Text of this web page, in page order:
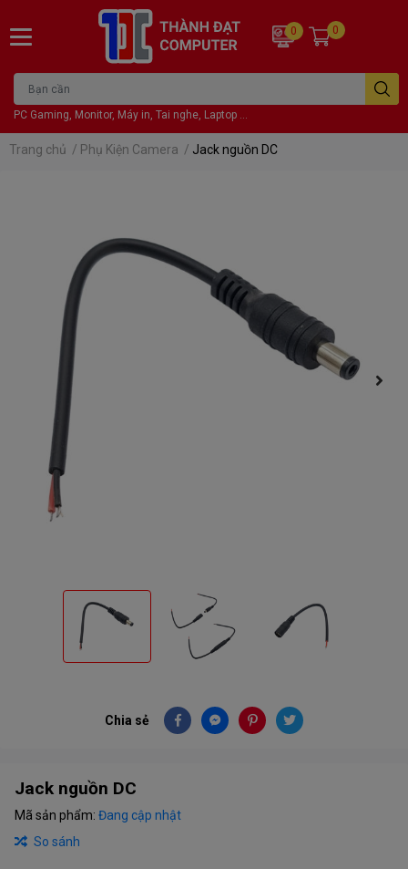
PC Gaming, Monitor, Máy in, Tai nghe, Laptop ...
0 0
Trang chủ / Phụ Kiện Camera / Jack nguồn DC
Chia sẻ
Jack nguồn DC
Mã sản phẩm: Đang cập nhật
So sánh